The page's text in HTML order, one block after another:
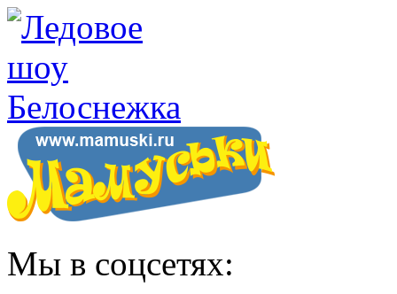
Мы в соцсетях: